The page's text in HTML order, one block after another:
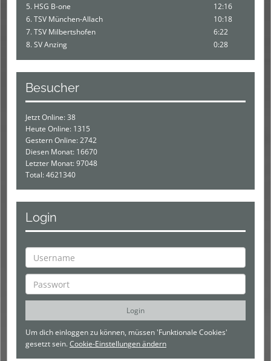
5. HSG B-one
12:16
6. TSV München-Allach
10:18
7. TSV Milbertshofen
6:22
8. SV Anzing
0:28
Besucher
Jetzt Online: 38
Heute Online: 1315
Gestern Online: 2742
Diesen Monat: 16670
Letzter Monat: 97048
Total: 4621340
Login
Um dich einloggen zu können, müssen 'Funktionale Cookies'
gesetzt sein.Cookie-Einstellungen ändern